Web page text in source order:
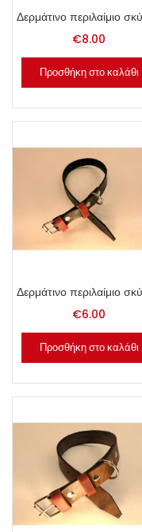
€8.00
Προσθήκη στο καλάθι
€6.00
Προσθήκη στο καλάθι